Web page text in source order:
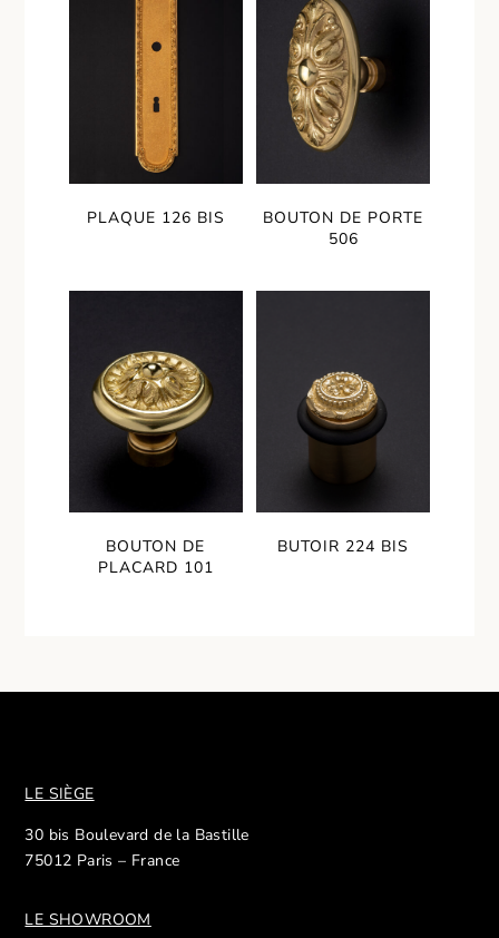
PLAQUE 126 BIS
BOUTON DE PORTE
506
BOUTON DE
PLACARD 101
BUTOIR 224 BIS
LE SIÈGE
30 bis Boulevard de la Bastille
75012 Paris – France
LE SHOWROOM